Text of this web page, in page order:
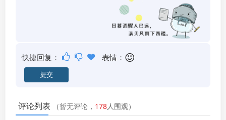
快捷回复： 表情：
评论列表 （暂无评论， 178人围观）